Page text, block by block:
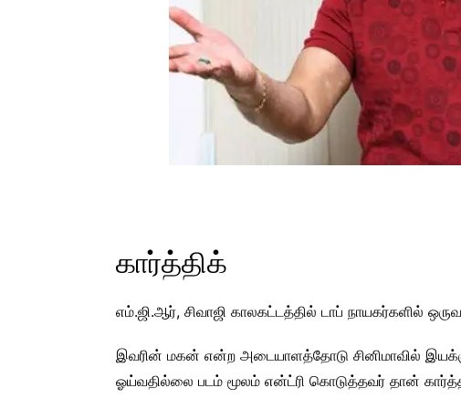
கார்த்திக்
எம்.ஜி.ஆர், சிவாஜி காலகட்டத்தில் டாப் நாயகர்களில்
இவரின் மகன் என்ற அடையாளத்தோடு சினிமாவில்
ஓய்வதில்லை படம் மூலம் என்ட்ரி கொடுத்தவர் தான்